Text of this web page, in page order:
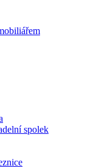
spolek